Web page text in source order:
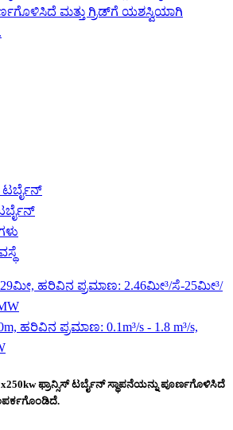
ಮತ್ತು ಗ್ರಿಡ್‌ಗೆ ಯಶಸ್ವಿಯಾಗಿ
ಫ್ರಾನ್ಸಿಸ್ ಟರ್ಬೈನ್ ಸ್ಥಾಪನೆಯನ್ನು ಪೂರ್ಣಗೊಳಿಸಿದೆ